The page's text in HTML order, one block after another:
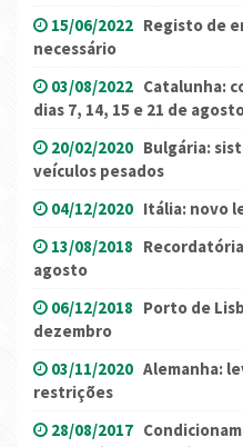
15/06/2022 Registo de
necessário
03/08/2022 Catalunha:
dias 7, 14, 15 e 21 de
20/02/2020 Bulgária:
veículos pesados
04/12/2020 Itália: novo
13/08/2018
agosto
06/12/2018 Porto de
dezembro
03/11/2020 Alemanha:
restrições
28/08/2017